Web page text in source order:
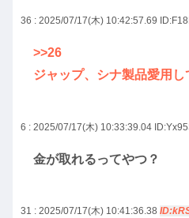
36 : 2025/07/17(木) 10:42:57.69
>>26
ジャップ、シナ製品愛用
6 : 2025/07/17(木) 10:33:39.04
金が取れるってやつ？
31 : 2025/07/17(木) 10:41:36.38